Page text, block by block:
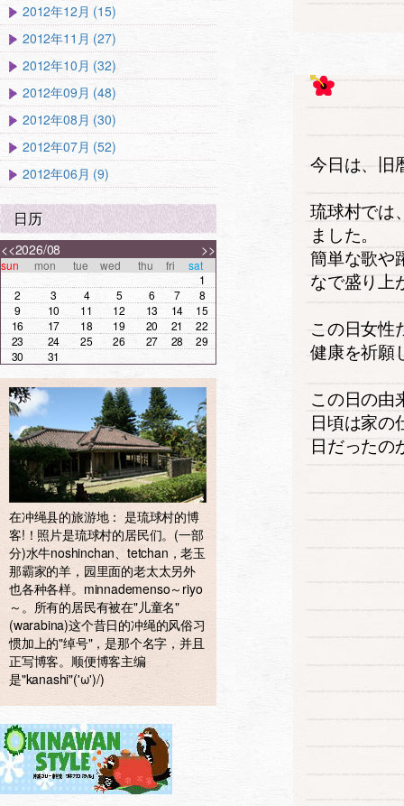
今日は、旧
琉球村では
ました。
簡単な歌や
なで盛り上
この日女性
健康を祈願
この日の由
日頃は家の
日だったの
2012年12月 (15)
2012年11月 (27)
2012年10月 (32)
2012年09月 (48)
2012年08月 (30)
2012年07月 (52)
2012年06月 (9)
日历
<< >>
2026/08
sun mon tue wed thu fri
sat
1
2
3 4 5 6 7
8
9
10 11 12 13 14
15
16
17 18 19 20 21
22
23
24 25 26 27 28
29
30
31
在冲绳县的旅游地： 是琉球村的博
客!！照片是琉球村的居民们。(一部
分)水牛noshinchan、tetchan，老玉
那霸家的羊，园里面的老太太另外
也各种各样。minnademenso～riyo
～。所有的居民有被在"儿童名"
(warabina)这个昔日的冲绳的风俗习
惯加上的"绰号"，是那个名字，并且
正写博客。顺便博客主编
是"kanashi"('ω')/)